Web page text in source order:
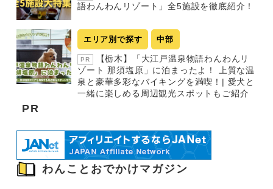
語わんわんリゾート」全5施設を徹底紹介！
エリア別で探す 中部
PR
【栃木】「大江戸温泉物語わんわんリ
ゾート 那須塩原」に泊まったよ！ 上質な温
泉と豪華多彩なバイキングを満喫！| 愛犬と
一緒に楽しめる周辺観光スポットもご紹介
PR
わんことおでかけマガジン